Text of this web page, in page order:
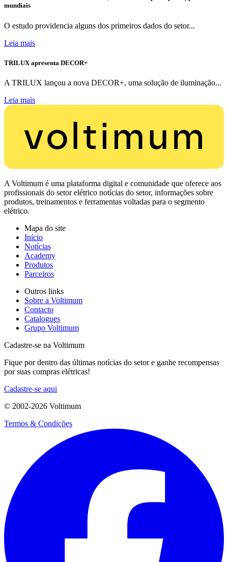
mundiais
O estudo providencia alguns dos primeiros dados do setor...
Leia mais
TRILUX apresenta DECOR+
A TRILUX lançou a nova DECOR+, uma solução de iluminação...
Leia mais
A Voltimum é uma plataforma digital e comunidade que oferece aos
profissionais do setor elétrico notícias do setor, informações sobre
produtos, treinamentos e ferramentas voltadas para o segmento
elétrico.
Mapa do site
Início
Notícias
Academy
Produtos
Parceiros
Outros links
Sobre a Voltimum
Contacto
Catalogues
Grupo Voltimum
Cadastre-se na Voltimum
Fique por dentro das últimas notícias do setor e ganhe recompensas
por suas compras elétricas!
Cadastre-se aqui
© 2002-2026 Voltimum
Termos & Condições